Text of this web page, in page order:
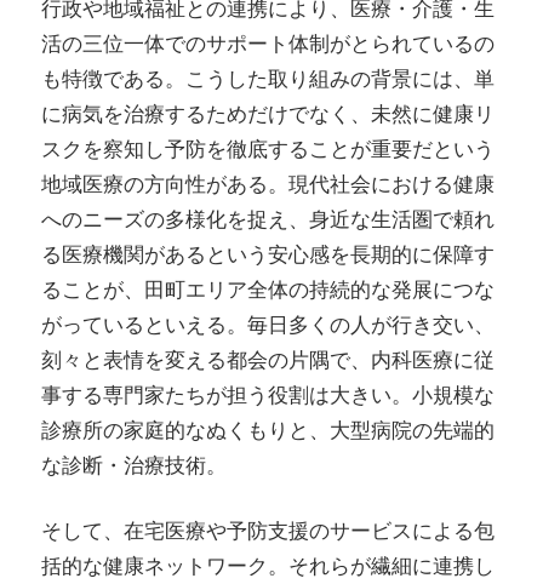
行政や地域福祉との連携により、医療・介護・生
活の三位一体でのサポート体制がとられているの
も特徴である。こうした取り組みの背景には、単
に病気を治療するためだけでなく、未然に健康リ
スクを察知し予防を徹底することが重要だという
地域医療の方向性がある。現代社会における健康
へのニーズの多様化を捉え、身近な生活圏で頼れ
る医療機関があるという安心感を長期的に保障す
ることが、田町エリア全体の持続的な発展につな
がっているといえる。毎日多くの人が行き交い、
刻々と表情を変える都会の片隅で、内科医療に従
事する専門家たちが担う役割は大きい。小規模な
診療所の家庭的なぬくもりと、大型病院の先端的
な診断・治療技術。
そして、在宅医療や予防支援のサービスによる包
括的な健康ネットワーク。それらが繊細に連携し